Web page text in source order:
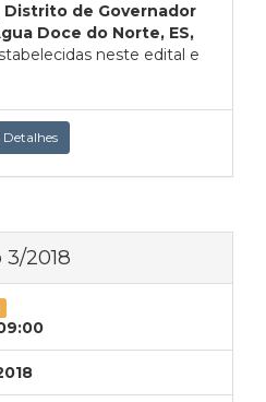
Distrito de Governador
Doce do Norte, ES,
neste edital e
Detalhes
2018